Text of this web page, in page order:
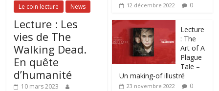
Le coin lecture News
Lecture : Les
vies de The
Walking Dead.
En quête
d’humanité
10 mars 2023
12 décembre 2022 0
Lecture
: The
Art of A
Plague
Tale –
Un making-of illustré
23 novembre 2022 0